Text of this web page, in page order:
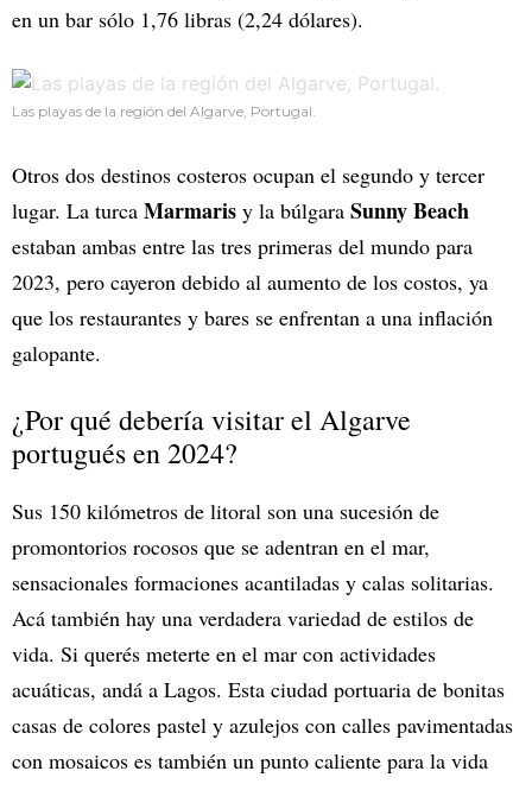
en un bar sólo 1,76 libras (2,24 dólares).
Las playas de la región del Algarve, Portugal.
Otros dos destinos costeros ocupan el segundo y tercer
lugar. La turca Marmaris y la búlgara Sunny Beach
estaban ambas entre las tres primeras del mundo para
2023, pero cayeron debido al aumento de los costos, ya
que los restaurantes y bares se enfrentan a una inflación
galopante.
¿Por qué debería visitar el Algarve
portugués en 2024?
Sus 150 kilómetros de litoral son una sucesión de
promontorios rocosos que se adentran en el mar,
sensacionales formaciones acantiladas y calas solitarias.
Acá también hay una verdadera variedad de estilos de
vida. Si querés meterte en el mar con actividades
acuáticas, andá a Lagos. Esta ciudad portuaria de bonitas
casas de colores pastel y azulejos con calles pavimentadas
con mosaicos es también un punto caliente para la vida